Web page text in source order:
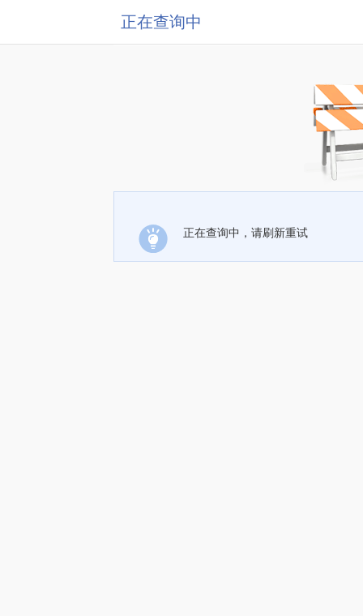
正在查询中
正在查询中，请刷新重试